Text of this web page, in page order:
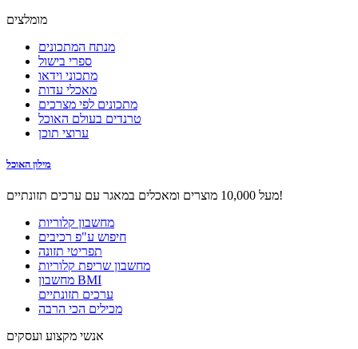
מומלצים
מנתח המתכונים
ספרי בישול
מתכוני וידאו
מאכלי עדות
מתכונים לפי מצרכים
טרנדים בעולם האוכל
ערוצי תוכן
מילון האוכל
מעל 10,000 מוצרים ומאכלים במאגר עם ערכים תזונתיים!
מחשבון קלוריות
חיפוש ע"פ רכיבים
תפריטי תזונה
מחשבון שריפת קלוריות
מחשבון BMI
ערכים תזונתיים
מכילים הכי הרבה
אנשי מקצוע ועסקים